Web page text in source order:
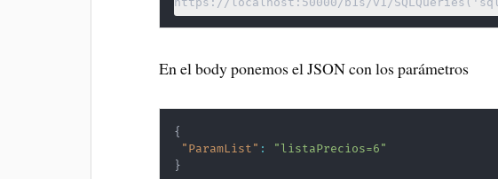
En el body ponemos el JSON con los parámetros
{
"ParamList" :
"listaPrecios=6"
}